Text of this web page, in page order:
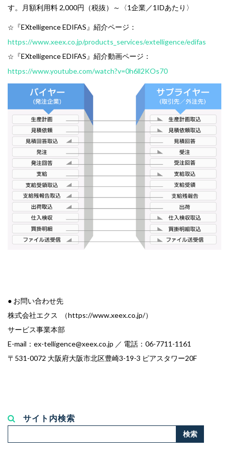
す。月額利用料 2,000円（税抜）～〈1企業／1IDあたり〉
☆ 『EXtelligence EDIFAS』紹介ページ：
https://www.xeex.co.jp/products_services/extelligence/edifas
☆ 『EXtelligence EDIFAS』紹介動画ページ：
https://www.youtube.com/watch?v=0h6ll2KOs70
● お問い合わせ先
株式会社エクス （https://www.xeex.co.jp/）
サービス事業本部
E-mail： ex-telligence@xeex.co.jp ／ 電話：06-7711-1161
〒531-0072 大阪府大阪市北区豊崎3-19-3 ピアスタワー20F
サイト内検索
索...
検索